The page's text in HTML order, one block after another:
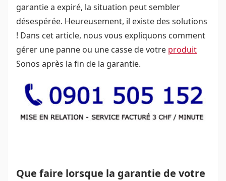
garantie a expiré, la situation peut sembler
désespérée. Heureusement, il existe des solutions
! Dans cet article, nous vous expliquons comment
gérer une panne ou une casse de votre produit
Sonos après la fin de la garantie.
Que faire lorsque la garantie de votre